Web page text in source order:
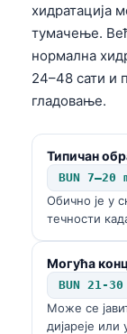
хидратација
тумачење.
нормална
24–48 сати и
гладовање.
Типичан
BUN 7–20
Обично је у
течности
Могућа
BUN 21-
Може се
дијареје